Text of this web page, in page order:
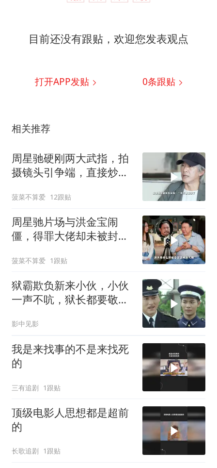
目前还没有跟贴，欢迎您发表观点
打开APP发贴 0条跟贴
相关推荐
周星驰硬刚两大武指，拍
摄镜头引争端，直接炒洪
菠菜不算爱 12跟贴
周星驰片场与洪金宝闹
僵，得罪大佬却未被封
菠菜不算爱 1跟贴
狱霸欺负新来小伙，小伙
一声不吭，狱长都要敬他
影中见影
我是来找事的不是来找死
的
三有追剧 1跟贴
顶级电影人思想都是超前
的
长歌追剧 1跟贴